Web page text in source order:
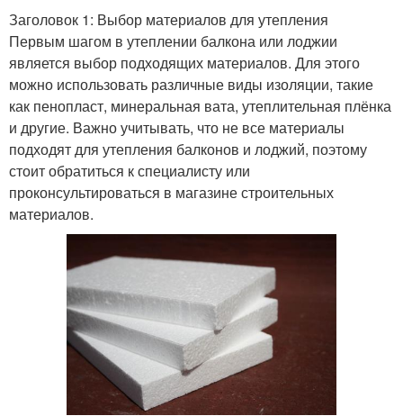
Заголовок 1: Выбор материалов для утепления
Первым шагом в утеплении балкона или лоджии
является выбор подходящих материалов. Для этого
можно использовать различные виды изоляции, такие
как пенопласт, минеральная вата, утеплительная плёнка
и другие. Важно учитывать, что не все материалы
подходят для утепления балконов и лоджий, поэтому
стоит обратиться к специалисту или
проконсультироваться в магазине строительных
материалов.